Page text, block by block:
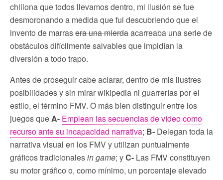
chillona que todos llevamos dentro, mi ilusión se fue
desmoronando a medida que fui descubriendo que el
invento de marrasera una mierdaacarreaba una serie de
obstáculos difícilmente salvables que impidían la
diversión a todo trapo.
Antes de proseguir cabe aclarar, dentro de mis ilustres
posibilidades y sin mirar wikipedia ni guarrerías por el
estilo, el término FMV. O más bien distinguir entre los
juegos queA- Emplean las secuencias de vídeo como
recurso ante su incapacidad narrativa; B- Delegan toda la
narrativa visual en los FMV y utilizan puntualmente
gráficos tradicionalesin game; yC- Las FMV constituyen
su motor gráfico o, como mínimo, un porcentaje elevado